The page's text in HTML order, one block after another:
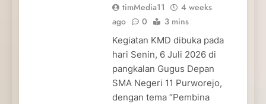
timMedia11
4 weeks
ago
0 3 mins
Kegiatan KMD dibuka pada
hari Senin, 6 Juli 2026 di
pangkalan Gugus Depan
SMA Negeri 11 Purworejo,
dengan tema “Pembina